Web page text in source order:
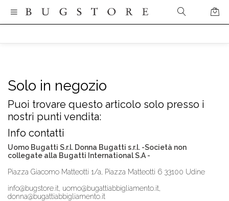
Solo in negozio
Puoi trovare questo articolo solo presso i
nostri punti vendita:
Info contatti
Uomo Bugatti S.r.l. Donna Bugatti s.r.l. -Società non
collegate alla Bugatti International S.A -
Piazza Giacomo Matteotti 1/a, Piazza Matteotti 6 33100 Udine
info@bugstore.it, uomo@bugattiabbigliamento.it,
donna@bugattiabbigliamento.it